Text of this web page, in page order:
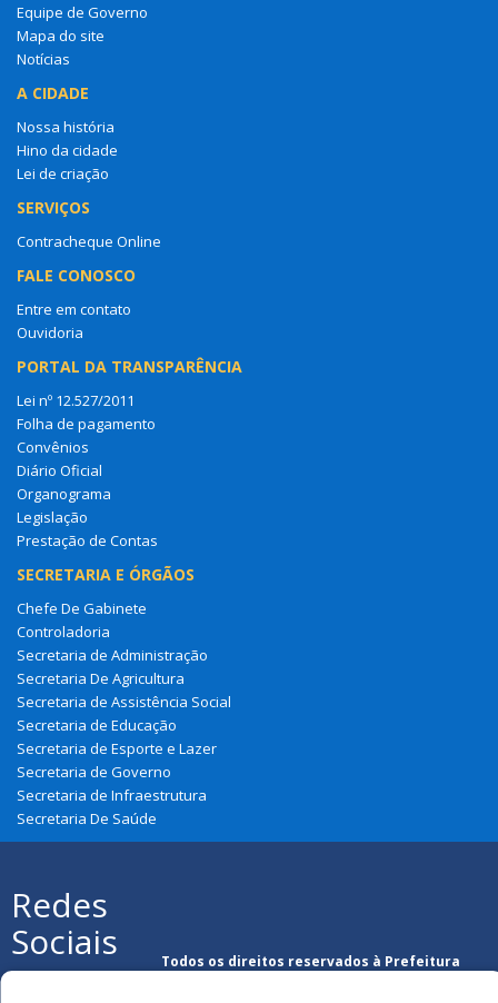
Equipe de Governo
Mapa do site
Notícias
A CIDADE
Nossa história
Hino da cidade
Lei de criação
SERVIÇOS
Contracheque Online
FALE CONOSCO
Entre em contato
Ouvidoria
PORTAL DA TRANSPARÊNCIA
Lei nº 12.527/2011
Folha de pagamento
Convênios
Diário Oficial
Organograma
Legislação
Prestação de Contas
SECRETARIA E ÓRGÃOS
Chefe De Gabinete
Controladoria
Secretaria de Administração
Secretaria De Agricultura
Secretaria de Assistência Social
Secretaria de Educação
Secretaria de Esporte e Lazer
Secretaria de Governo
Secretaria de Infraestrutura
Secretaria De Saúde
Redes
Sociais
Todos os direitos reservados à Prefeitura